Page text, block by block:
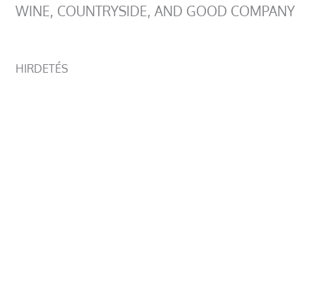
WINE, COUNTRYSIDE, AND GOOD COMPANY
HIRDETÉS